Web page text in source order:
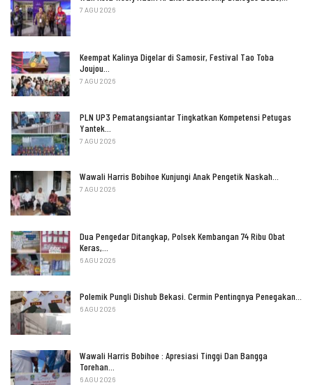
7 AGU 2026
Keempat Kalinya Digelar di Samosir, Festival Tao Toba
Joujou…
7 AGU 2026
PLN UP3 Pematangsiantar Tingkatkan Kompetensi Petugas
Yantek…
7 AGU 2026
Wawali Harris Bobihoe Kunjungi Anak Pengetik Naskah…
7 AGU 2026
Dua Pengedar Ditangkap, Polsek Kembangan 74 Ribu Obat
Keras,…
6 AGU 2026
Polemik Pungli Dishub Bekasi. Cermin Pentingnya Penegakan…
6 AGU 2026
Wawali Harris Bobihoe : Apresiasi Tinggi Dan Bangga
Torehan…
6 AGU 2026